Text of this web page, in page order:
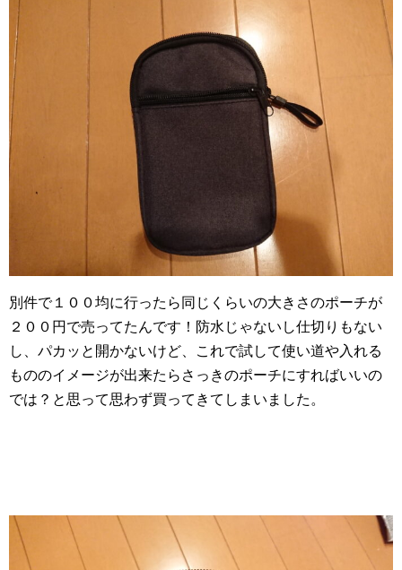
別件で１００均に行ったら同じくらいの大きさのポーチが
２００円で売ってたんです！防水じゃないし仕切りもない
し、パカッと開かないけど、これで試して使い道や入れる
もののイメージが出来たらさっきのポーチにすればいいの
では？と思って思わず買ってきてしまいました。